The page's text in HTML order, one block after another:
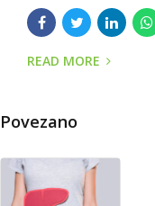
READ MORE
Povezano